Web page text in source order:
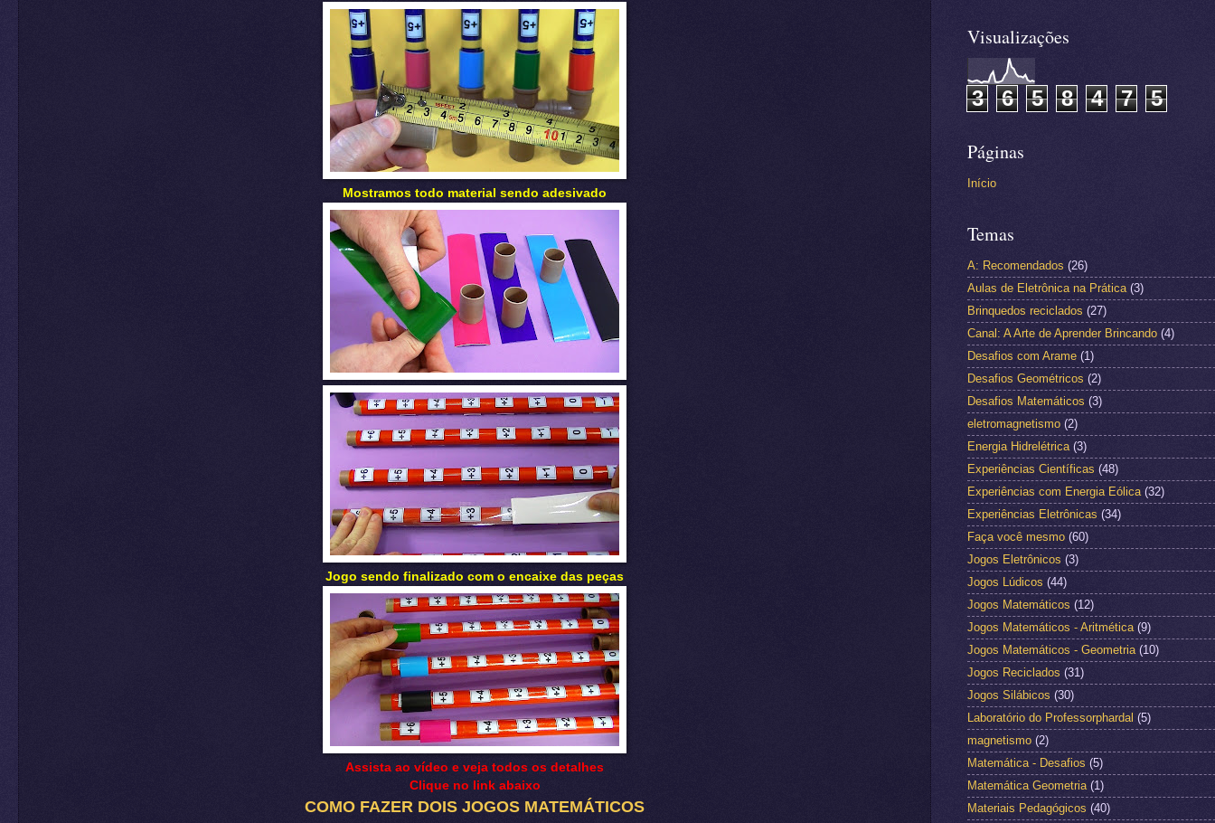
Mostramos todo material sendo adesivado
Jogo sendo finalizado com o encaixe das peças
Assista ao vídeo e veja todos os detalhes
Clique no link abaixo
COMO FAZER DOIS JOGOS MATEMÁTICOS
Visualizações
3 6 5 8 4 7 5
Páginas
Início
Temas
A: Recomendados (26)
Aulas de Eletrônica na Prática (3)
Brinquedos reciclados (27)
Canal: A Arte de Aprender Brincando (4)
Desafios com Arame (1)
Desafios Geométricos (2)
Desafios Matemáticos (3)
eletromagnetismo (2)
Energia Hidrelétrica (3)
Experiências Científicas (48)
Experiências com Energia Eólica (32)
Experiências Eletrônicas (34)
Faça você mesmo (60)
Jogos Eletrônicos (3)
Jogos Lúdicos (44)
Jogos Matemáticos (12)
Jogos Matemáticos - Aritmética (9)
Jogos Matemáticos - Geometria (10)
Jogos Reciclados (31)
Jogos Silábicos (30)
Laboratório do Professorphardal (5)
magnetismo (2)
Matemática - Desafios (5)
Matemática Geometria (1)
Materiais Pedagógicos (40)